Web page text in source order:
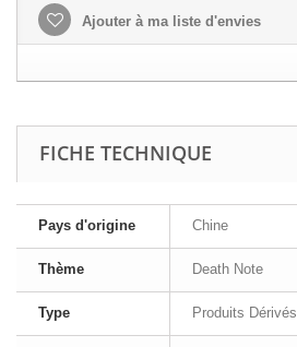
Ajouter à ma liste d'envies
FICHE TECHNIQUE
Pays d'origine Chine
Thème Death Note
Type Produits Dérivés